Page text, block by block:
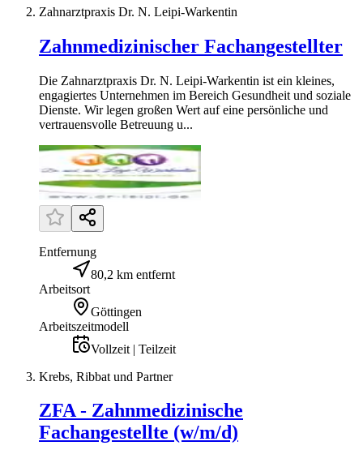
Zahnarztpraxis Dr. N. Leipi-Warkentin
Zahnmedizinischer Fachangestellter
Die Zahnarztpraxis Dr. N. Leipi-Warkentin ist ein kleines,
engagiertes Unternehmen im Bereich Gesundheit und soziale
Dienste. Wir legen großen Wert auf eine persönliche und
vertrauensvolle Betreuung u...
Entfernung
80,2 km entfernt
Arbeitsort
Göttingen
Arbeitszeitmodell
Vollzeit | Teilzeit
Krebs, Ribbat und Partner
ZFA - Zahnmedizinische
Fachangestellte (w/m/d)